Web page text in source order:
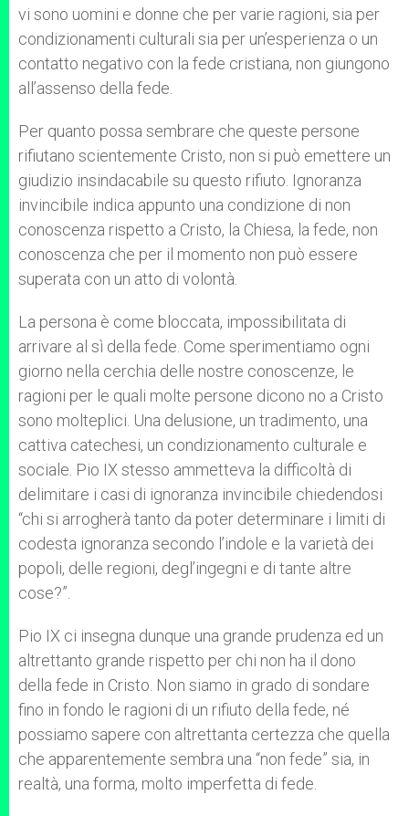
vi sono uomini e donne che per varie ragioni, sia per
condizionamenti culturali sia per un’esperienza o un
contatto negativo con la fede cristiana, non giungono
all’assenso della fede.
Per quanto possa sembrare che queste persone
rifiutano scientemente Cristo, non si può emettere un
giudizio insindacabile su questo rifiuto. Ignoranza
invincibile indica appunto una condizione di non
conoscenza rispetto a Cristo, la Chiesa, la fede, non
conoscenza che per il momento non può essere
superata con un atto di volontà.
La persona è come bloccata, impossibilitata di
arrivare al sì della fede. Come sperimentiamo ogni
giorno nella cerchia delle nostre conoscenze, le
ragioni per le quali molte persone dicono no a Cristo
sono molteplici. Una delusione, un tradimento, una
cattiva catechesi, un condizionamento culturale e
sociale. Pio IX stesso ammetteva la difficoltà di
delimitare i casi di ignoranza invincibile chiedendosi
“chi si arrogherà tanto da poter determinare i limiti di
codesta ignoranza secondo l’indole e la varietà dei
popoli, delle regioni, degl’ingegni e di tante altre
cose?”.
Pio IX ci insegna dunque una grande prudenza ed un
altrettanto grande rispetto per chi non ha il dono
della fede in Cristo. Non siamo in grado di sondare
fino in fondo le ragioni di un rifiuto della fede, né
possiamo sapere con altrettanta certezza che quella
che apparentemente sembra una “non fede” sia, in
realtà, una forma, molto imperfetta di fede.